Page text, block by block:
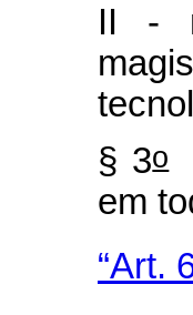
II -
§ 3o
em
“Art.